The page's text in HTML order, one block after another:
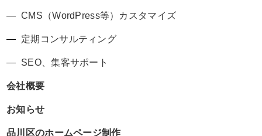
CMS（WordPress等）カスタマイズ
定期コンサルティング
SEO、集客サポート
会社概要
お知らせ
品川区のホームページ制作